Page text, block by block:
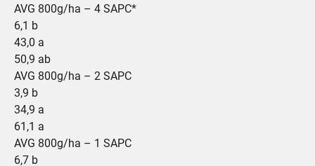
AVG 800g/ha – 4 SAPC*
6,1 b
43,0 a
50,9 ab
AVG 800g/ha – 2 SAPC
3,9 b
34,9 a
61,1 a
AVG 800g/ha – 1 SAPC
6,7 b